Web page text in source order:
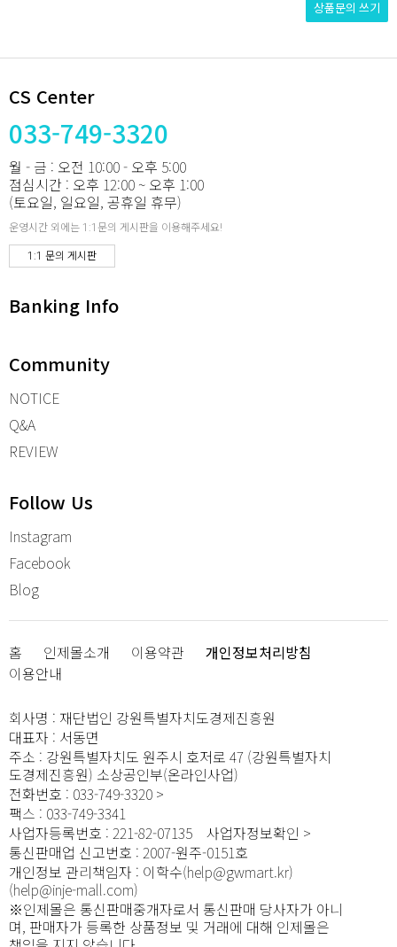
상품문의 쓰기
CS Center
033-749-3320
월 - 금 : 오전 10:00 - 오후 5:00
점심시간 : 오후 12:00 ~ 오후 1:00
(토요일, 일요일, 공휴일 휴무)
운영시간 외에는 1:1문의 게시판을 이용해주세요!
1:1 문의 게시판
Banking Info
Community
NOTICE
Q&A
REVIEW
Follow Us
Instagram
Facebook
Blog
홈 인제몰소개 이용약관
개인정보처리방침
이용안내
회사명 : 재단법인 강원특별자치도경제진흥원
대표자 : 서동면
주소 : 강원특별자치도 원주시 호저로 47 (강원특별자치
도경제진흥원) 소상공인부(온라인사업)
전화번호 : 033-749-3320
팩스 : 033-749-3341
사업자등록번호 : 221-82-07135
사업자정보확인
통신판매업 신고번호 : 2007-원주-0151호
개인정보 관리책임자 : 이학수(help@gwmart.kr)
(help@inje-mall.com)
※인제몰은 통신판매중개자로서 통신판매 당사자가 아니
며, 판매자가 등록한 상품정보 및 거래에 대해 인제몰은